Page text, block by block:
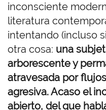
inconsciente
literatura
intentando (incluso
otra cosa: una
arborescente y
atravesada por
agresiva. Acaso el
abierto, del que